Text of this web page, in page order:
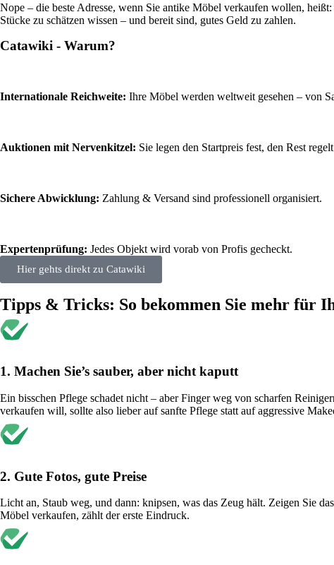
Nope – die beste Adresse, wenn Sie antike Möbel verkaufen wollen, heißt:
Stücke zu schätzen wissen – und bereit sind, gutes Geld zu zahlen.
Catawiki - Warum?
Internationale Reichweite: Ihre Möbel werden weltweit gesehen – von
Auktionen mit Nervenkitzel: Sie legen den Startpreis fest, den Rest
Sichere Abwicklung: Zahlung & Versand sind professionell organisiert.
Expertenprüfung: Jedes Objekt wird vorab von Profis gecheckt.
Hier gehts direkt zu Catawiki
Tipps & Tricks: So bekommen Sie mehr für
1. Machen Sie’s sauber, aber nicht kaputt
Ein bisschen Pflege schadet nicht – aber Finger weg von scharfen
verkaufen will, sollte also lieber auf sanfte Pflege statt auf aggressive
2. Gute Fotos, gute Preise
Licht an, Staub weg, und dann: knipsen, was das Zeug hält. Zeigen Sie
Möbel verkaufen, zählt der erste Eindruck.